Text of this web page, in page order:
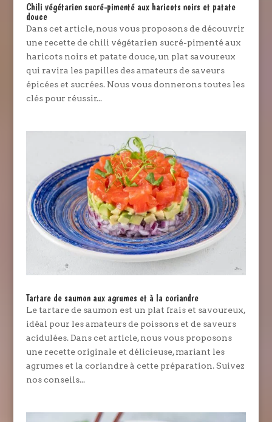
Chili végétarien sucré-pimenté aux haricots noirs et patate
douce
Dans cet article, nous vous proposons de découvrir
une recette de chili végétarien sucré-pimenté aux
haricots noirs et patate douce, un plat savoureux
qui ravira les papilles des amateurs de saveurs
épicées et sucrées. Nous vous donnerons toutes les
clés pour réussir...
Tartare de saumon aux agrumes et à la coriandre
Le tartare de saumon est un plat frais et savoureux,
idéal pour les amateurs de poissons et de saveurs
acidulées. Dans cet article, nous vous proposons
une recette originale et délicieuse, mariant les
agrumes et la coriandre à cette préparation. Suivez
nos conseils...